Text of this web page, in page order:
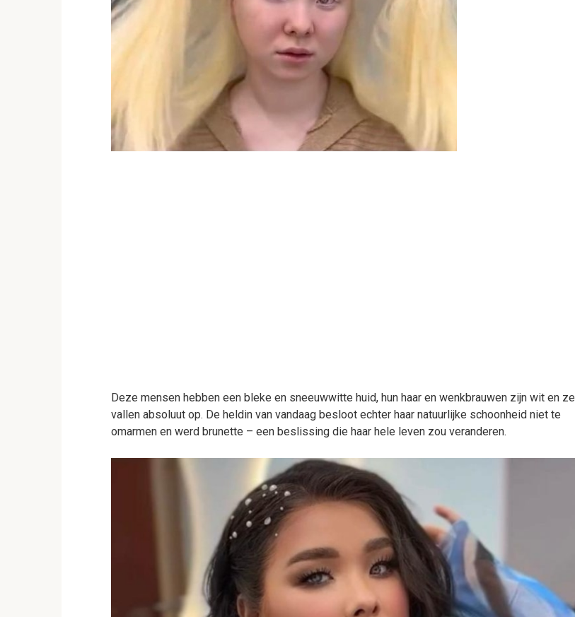
Deze mensen hebben een bleke en sneeuwwitte huid, hun haar en wenkbrauwen zijn wit en ze
vallen absoluut op. De heldin van vandaag besloot echter haar natuurlijke schoonheid niet te
omarmen en werd brunette – een beslissing die haar hele leven zou veranderen.